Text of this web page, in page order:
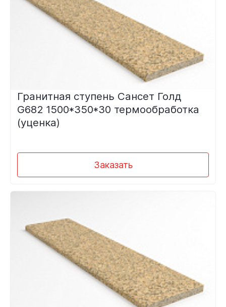
Гранитная ступень Сансет Голд
G682 1500*350*30 термообработка
(уценка)
Заказать